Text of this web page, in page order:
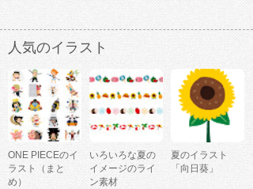
人気のイラスト
ONE PIECEのイ
ラスト（まと
め）
いろいろな夏の
イメージのライ
ン素材
夏のイラスト
「向日葵」